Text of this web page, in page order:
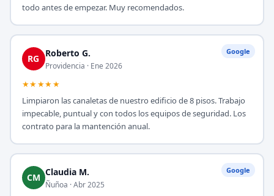
todo antes de empezar. Muy recomendados.
Google
RG Roberto G.
Providencia · Ene 2026
★★★★★
Limpiaron las canaletas de nuestro edificio de 8 pisos. Trabajo
impecable, puntual y con todos los equipos de seguridad. Los
contrato para la mantención anual.
Google
CM Claudia M.
Ñuñoa · Abr 2025